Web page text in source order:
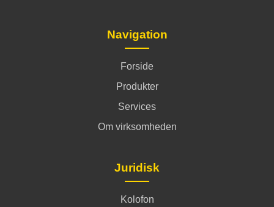
Navigation
Forside
Produkter
Services
Om virksomheden
Juridisk
Kolofon